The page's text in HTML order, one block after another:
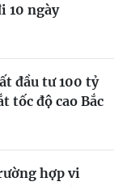
10 ngày
đầu tư 100 tỷ
tốc độ cao Bắc
hợp vi